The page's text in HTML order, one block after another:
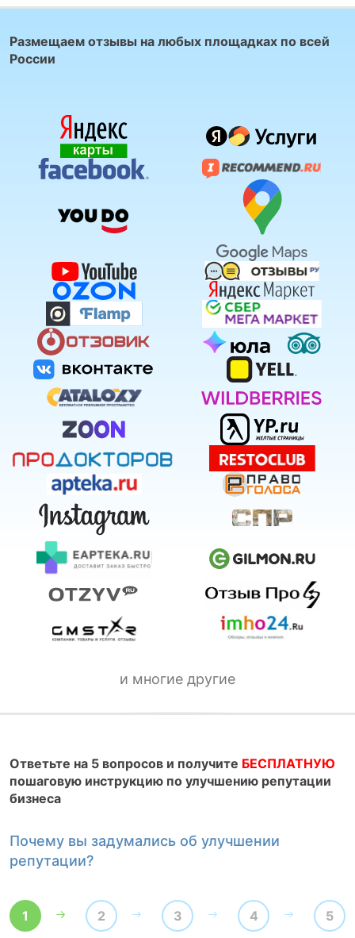
Размещаем отзывы на любых площадках по всей
России
и многие другие
Ответьте на 5 вопросов и получите БЕСПЛАТНУЮ
пошаговую инструкцию по улучшению репутации
бизнеса
Почему вы задумались об улучшении
репутации?
1 2 3 4 5